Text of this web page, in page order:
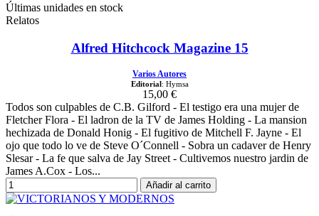
Últimas unidades en stock
Relatos
Alfred Hitchcock Magazine 15
Varios Autores
Editorial : Hymsa
15,00 €
Todos son culpables de C.B. Gilford - El testigo era una mujer de
Fletcher Flora - El ladron de la TV de James Holding - La mansion
hechizada de Donald Honig - El fugitivo de Mitchell F. Jayne - El
ojo que todo lo ve de Steve O´Connell - Sobra un cadaver de Henry
Slesar - La fe que salva de Jay Street - Cultivemos nuestro jardin de
James A.Cox - Los...
Añadir al carrito